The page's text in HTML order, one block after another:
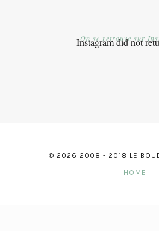
Instagram did not
On se retrouve sur
© 2026 2008 - 2018 LE
HOME